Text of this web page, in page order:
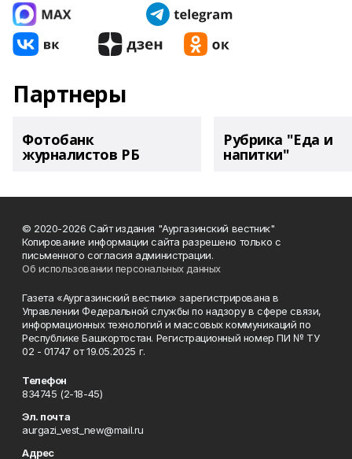
Партнеры
Фотобанк
журналистов РБ
Рубрика "Еда и
напитки"
© 2020-2026 Сайт издания "Аургазинский вестник"
Копирование информации сайта разрешено только с
письменного согласия администрации.
Об использовании персональных данных
Газета «Аургазинский вестник» зарегистрирована в
Управлении Федеральной службы по надзору в сфере связи,
информационных технологий и массовых коммуникаций по
Республике Башкортостан. Регистрационный номер ПИ № ТУ
02 - 01747 от 19.05.2025 г.
Телефон
834745 (2-18-45)
Эл. почта
aurgazi_vest_new@mail.ru
Адрес